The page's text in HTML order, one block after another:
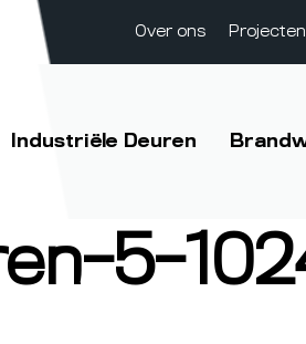
Over ons Projecten
Industriële Deuren
5-